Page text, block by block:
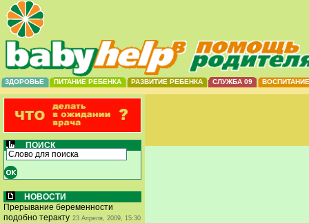
ЗДОРОВЬЕ ПИТАНИЕ РЕБЕНКА РАЗВИТИЕ РЕБЕНКА СЛУЖБА 09 ВОСПИТАНИЕ
ПОИСК
НОВОСТИ
Прерывание беременности
подобно теракту 23 Апреля, 2009, 15:30